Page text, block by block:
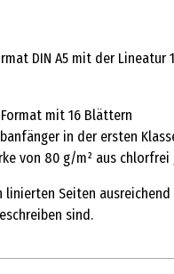
DIN A5 mit der
mit 16 Blättern
in der ersten
von 80 g/m² aus
Seiten
sind.